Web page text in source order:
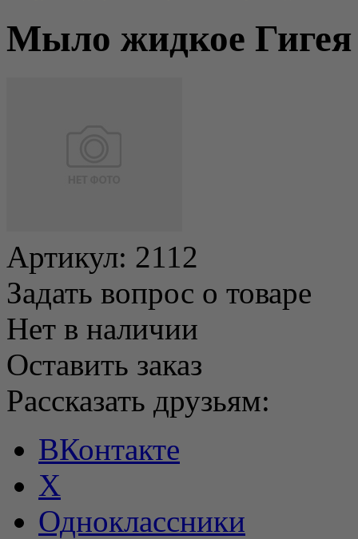
Мыло жидкое Гигея
Артикул: 2112
Задать вопрос о товаре
Нет в наличии
Оставить заказ
Рассказать друзьям:
ВКонтакте
X
Одноклассники